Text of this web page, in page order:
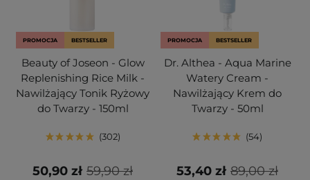
PROMOCJA BESTSELLER
Beauty of Joseon - Glow
Replenishing Rice Milk -
Nawilżający Tonik Ryżowy
do Twarzy - 150ml
302
59,90 zł
50,90 zł
PROMOCJA BESTSELLER
Dr. Althea - Aqua Marine
Watery Cream -
Nawilżający Krem do
Twarzy - 50ml
54
89,00 zł
53,40 zł